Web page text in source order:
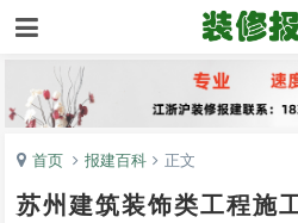
首页 报建百科 正文
苏州建筑装饰类工程施